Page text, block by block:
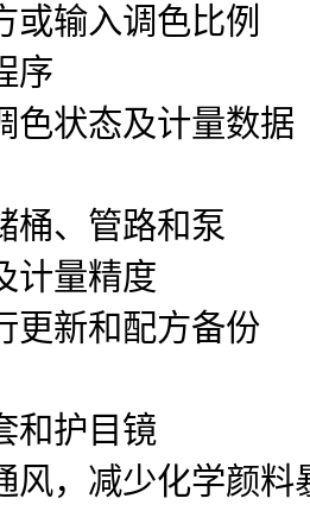
或输入调色比例
序
色状态及计量数据
桶、管路和泵
计量精度
更新和配方备份
和护目镜
风，减少化学颜料